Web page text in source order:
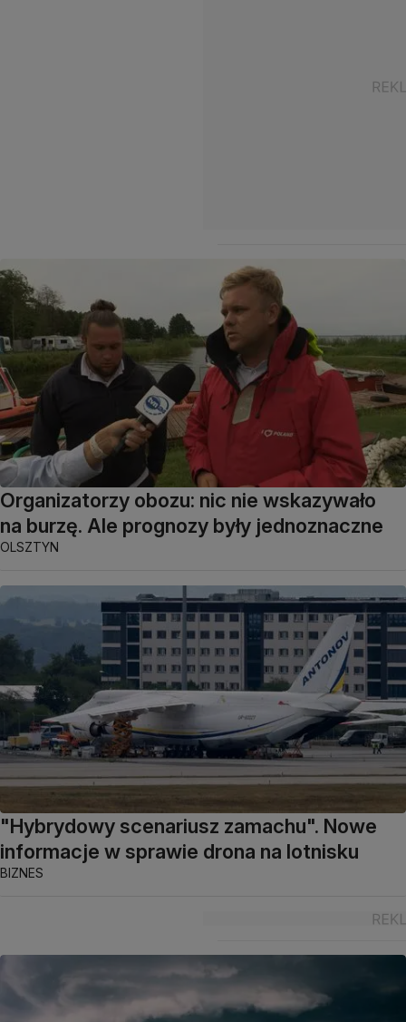
Organizatorzy obozu: nic nie wskazywało
na burzę. Ale prognozy były jednoznaczne
OLSZTYN
"Hybrydowy scenariusz zamachu". Nowe
informacje w sprawie drona na lotnisku
BIZNES